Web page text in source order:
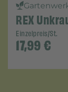
REX
Einzelpreis/St.
17,99€